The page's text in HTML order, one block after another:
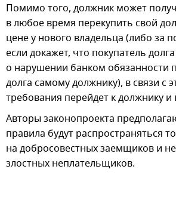
Помимо того, должник может
в любое время перекупить свой
цене у нового владельца (либо за
если докажет, что покупатель
о нарушении банком обязанности
долга самому должнику), в связи с
требования перейдет к должнику и
Авторы законопроекта
правила будут распространяться
на добросовестных заемщиков и не
злостных неплательщиков.